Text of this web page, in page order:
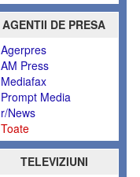
AGENTII DE PRESA
Agerpres
AM Press
Mediafax
Prompt Media
r/News
Toate
TELEVIZIUNI